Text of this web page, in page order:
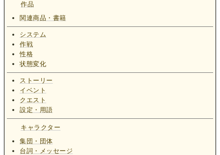
作品
関連商品・書籍
システム
作戦
性格
状態変化
ストーリー
イベント
クエスト
設定・用語
キャラクター
集団・団体
台詞・メッセージ